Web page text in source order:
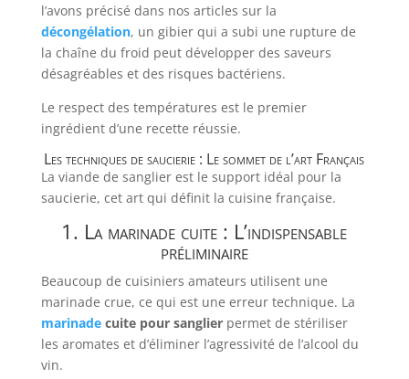
l’avons précisé dans nos articles sur la
décongélation, un gibier qui a subi une rupture de
la chaîne du froid peut développer des saveurs
désagréables et des risques bactériens.
Le respect des températures est le premier
ingrédient d’une recette réussie.
Les techniques de saucierie : Le sommet de l’art Français
La viande de sanglier est le support idéal pour la
saucierie, cet art qui définit la cuisine française.
1. La marinade cuite : L’indispensable
préliminaire
Beaucoup de cuisiniers amateurs utilisent une
marinade crue, ce qui est une erreur technique. La
marinadecuite pour sanglierpermet de stériliser
les aromates et d’éliminer l’agressivité de l’alcool du
vin.